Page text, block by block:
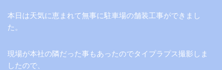
本日は天気に恵まれて無事に駐車場の舗装工事ができまし
た。
現場が本社の隣だった事もあったのでタイプラプス撮影しま
したので、